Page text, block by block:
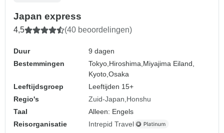
Japan express
4,5 (40 beoordelingen)
Duur
9 dagen
Bestemmingen
Tokyo, Hiroshima, Miyajima Eiland,
Kyoto,Osaka
Leeftijdsgroep
Leeftijden 15+
Regio's
Zuid-Japan Honshu
Taal
Alleen: Engels
Reisorganisatie
Intrepid Travel